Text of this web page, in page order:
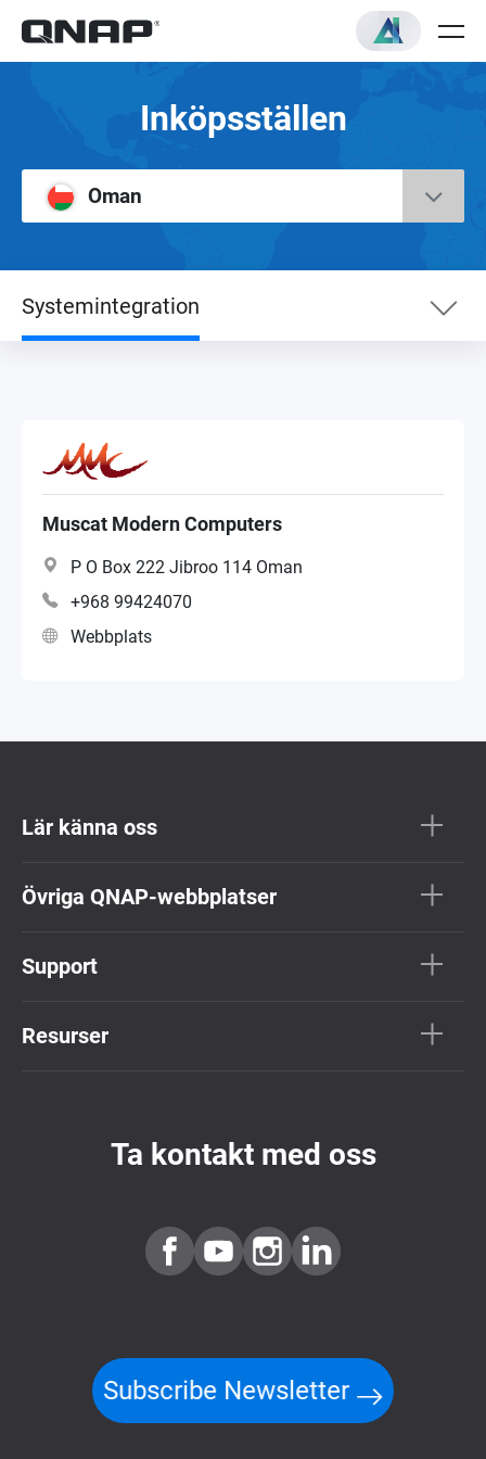
Inköpsställen
Oman
Systemintegration
Distributör
VAR
Muscat Modern Computers
P O Box 222 Jibroo 114 Oman
+968 99424070
Webbplats
Lär känna oss
Övriga QNAP-webbplatser
Support
Resurser
Ta kontakt med oss
Subscribe Newsletter